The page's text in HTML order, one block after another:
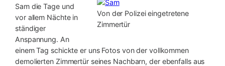
Von der Polizei eingetretene
Zimmertür
Sam die Tage und
vor allem Nächte in
ständiger
Anspannung. An
einem Tag schickte er uns Fotos von der vollkommen
demolierten Zimmertür seines Nachbarn, der ebenfalls aus